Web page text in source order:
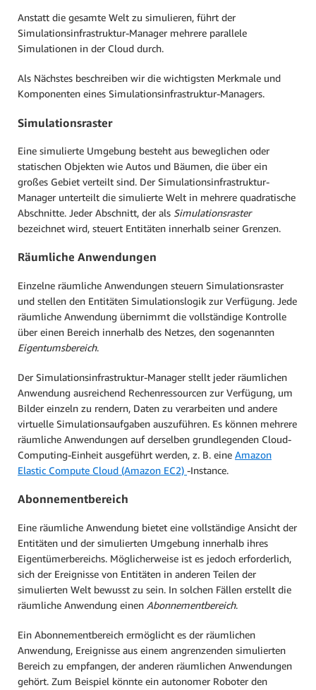
Anstatt die gesamte Welt zu simulieren, führt der
Simulationsinfrastruktur-Manager mehrere parallele
Simulationen in der Cloud durch.
Als Nächstes beschreiben wir die wichtigsten Merkmale und
Komponenten eines Simulationsinfrastruktur-Managers.
Simulationsraster
Eine simulierte Umgebung besteht aus beweglichen oder
statischen Objekten wie Autos und Bäumen, die über ein
großes Gebiet verteilt sind. Der Simulationsinfrastruktur-
Manager unterteilt die simulierte Welt in mehrere quadratische
Abschnitte. Jeder Abschnitt, der als Simulationsraster
bezeichnet wird, steuert Entitäten innerhalb seiner Grenzen.
Räumliche Anwendungen
Einzelne räumliche Anwendungen steuern Simulationsraster
und stellen den Entitäten Simulationslogik zur Verfügung. Jede
räumliche Anwendung übernimmt die vollständige Kontrolle
über einen Bereich innerhalb des Netzes, den sogenannten
Eigentumsbereich.
Der Simulationsinfrastruktur-Manager stellt jeder räumlichen
Anwendung ausreichend Rechenressourcen zur Verfügung, um
Bilder einzeln zu rendern, Daten zu verarbeiten und andere
virtuelle Simulationsaufgaben auszuführen. Es können mehrere
räumliche Anwendungen auf derselben grundlegenden Cloud-
Computing-Einheit ausgeführt werden, z. B. eine Amazon
Elastic Compute Cloud (Amazon EC2) -Instance.
Abonnementbereich
Eine räumliche Anwendung bietet eine vollständige Ansicht der
Entitäten und der simulierten Umgebung innerhalb ihres
Eigentümerbereichs. Möglicherweise ist es jedoch erforderlich,
sich der Ereignisse von Entitäten in anderen Teilen der
simulierten Welt bewusst zu sein. In solchen Fällen erstellt die
räumliche Anwendung einen Abonnementbereich.
Ein Abonnementbereich ermöglicht es der räumlichen
Anwendung, Ereignisse aus einem angrenzenden simulierten
Bereich zu empfangen, der anderen räumlichen Anwendungen
gehört. Zum Beispiel könnte ein autonomer Roboter den